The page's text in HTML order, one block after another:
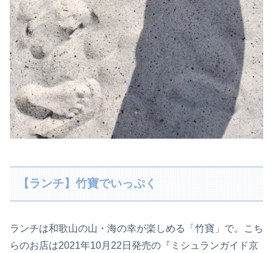
【ランチ】竹寶でいっぷく
ランチは和歌山の山・海の幸が楽しめる「竹寶」で。こち
らのお店は2021年10月22日発売の『ミシュランガイド京